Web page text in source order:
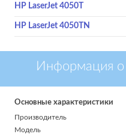
HP LaserJet 4050T
HP LaserJet 4050TN
Информация о
Основные характеристики
Производитель
Модель